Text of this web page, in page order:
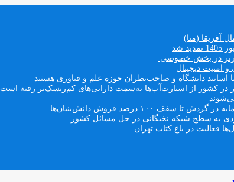
آفریقا (منا)
برتر در بخش خصوصی
اساتید دانشگاه و صاحب‌نظران حوزه علم و فناوری هستند
در کشور از استارت‌آپ‌ها به‌سمت دارایی‌های کم‌ریسک‌تر رفته است
۱۰۰ درصد فروش دانش‌بنیان‌ها
به سطح شبکه نخبگانی در حل مسائل کشور
فعالیت در باغ کتاب تهران